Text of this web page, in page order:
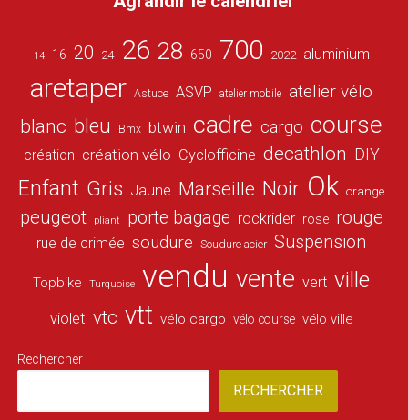
14 16 20 24 26 28 650 700 2022 aluminium
aretaper Astuce ASVP atelier mobile atelier vélo
blanc bleu Bmx btwin cadre cargo course
création création vélo Cyclofficine decathlon DIY
Enfant Gris Jaune Marseille Noir Ok orange
peugeot pliant porte bagage rockrider rose rouge
rue de crimée soudure Soudure acier Suspension
Topbike Turquoise vendu vente vert ville
violet vtc vtt vélo cargo vélo course vélo ville
Rechercher
RECHERCHER